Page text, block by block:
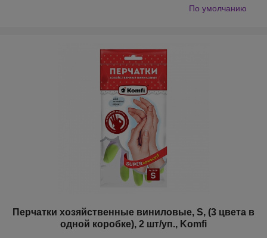
По умолчанию
Перчатки хозяйственные виниловые, S, (3 цвета в
одной коробке), 2 шт/уп., Komfi